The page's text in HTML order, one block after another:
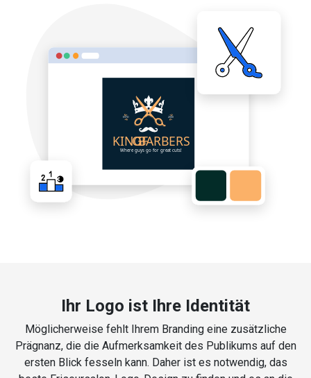
Ihr Logo ist Ihre Identität
Möglicherweise fehlt Ihrem Branding eine zusätzliche
Prägnanz, die die Aufmerksamkeit des Publikums auf den
ersten Blick fesseln kann. Daher ist es notwendig, das